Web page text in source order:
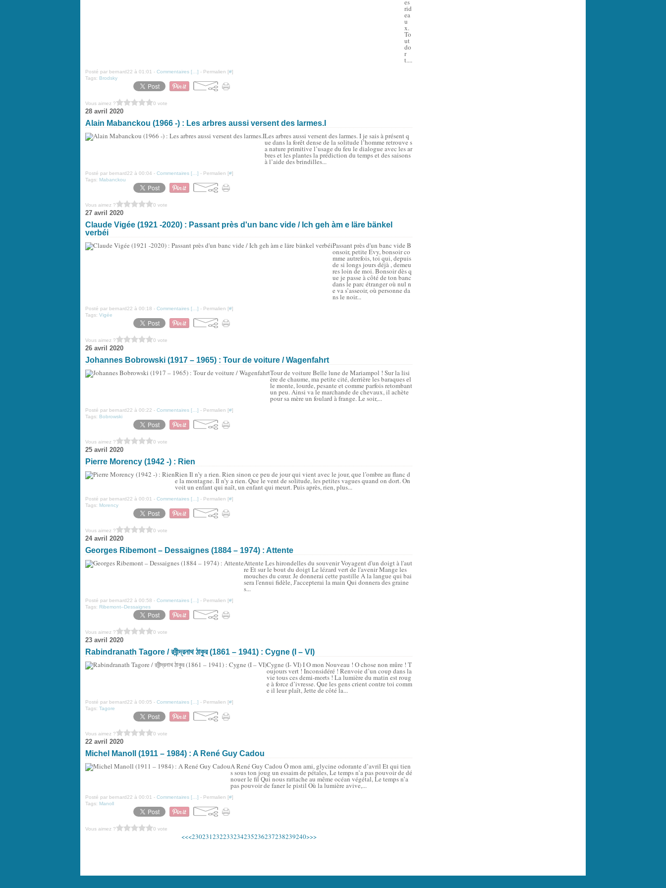
es
rid
ea
u
x.
To
ut
do
r
t....
Posté par bernard22 à 01:01 - Commentaires [ ] - Permalien [#]
Tags: Brodsky
Vous aimez ? 0 vote
28 avril 2020
Alain Mabanckou (1966 -) : Les arbres aussi versent des larmes.I
Les arbres aussi versent des larmes. I je sais à présent q
ue dans la forêt dense de la solitude l’homme retrouve s
a nature primitive l’usage du feu le dialogue avec les ar
bres et les plantes la prédiction du temps et des saisons
à l’aide des brindilles...
Posté par bernard22 à 00:04 - Commentaires [ ] - Permalien [#]
Tags: Mabanckou
Vous aimez ? 0 vote
27 avril 2020
Claude Vigée (1921 -2020) : Passant près d'un banc vide / Ich geh àm e läre bänkel
verbéi
Passant près d'un banc vide B
onsoir, petite Evy, bonsoir co
mme autrefois, toi qui, depuis
de si longs jours déjà , demeu
res loin de moi. Bonsoir dès q
ue je passe à côté de ton banc
dans le parc étranger où nul n
e va s’asseoir, où personne da
ns le noir...
Posté par bernard22 à 00:18 - Commentaires [ ] - Permalien [#]
Tags: Vigée
Vous aimez ? 0 vote
26 avril 2020
Johannes Bobrowski (1917 – 1965) : Tour de voiture / Wagenfahrt
Tour de voiture Belle lune de Mariampol ! Sur la lisi
ère de chaume, ma petite cité, derrière les baraques el
le monte, lourde, pesante et comme parfois retombant
un peu. Ainsi va le marchande de chevaux, il achète
pour sa mère un foulard à frange. Le soir,...
Posté par bernard22 à 00:22 - Commentaires [ ] - Permalien [#]
Tags: Bobrowski
Vous aimez ? 0 vote
25 avril 2020
Pierre Morency (1942 -) : Rien
Rien Il n’y a rien. Rien sinon ce peu de jour qui vient avec le jour, que l’ombre au flanc d
e la montagne. Il n’y a rien. Que le vent de solitude, les petites vagues quand on dort. On
voit un enfant qui naît, un enfant qui meurt. Puis après, rien, plus...
Posté par bernard22 à 00:01 - Commentaires [ ] - Permalien [#]
Tags: Morency
Vous aimez ? 0 vote
24 avril 2020
Georges Ribemont – Dessaignes (1884 – 1974) : Attente
Attente Les hirondelles du souvenir Voyagent d'un doigt à l'aut
re Et sur le bout du doigt Le lézard vert de l'avenir Mange les
mouches du cœur. Je donnerai cette pastille A la langue qui bai
sera l'ennui fidèle, J'accepterai la main Qui donnera des graine
s...
Posté par bernard22 à 00:58 - Commentaires [ ] - Permalien [#]
Tags: Ribemont–Dessaignes
Vous aimez ? 0 vote
23 avril 2020
Rabindranath Tagore / রবীন্দ্রনাথ ঠাকুর (1861 – 1941) : Cygne (I – VI)
Cygne (I- VI) I O mon Nouveau ! O chose non mûre ! T
oujours vert ! Inconsidéré ! Renvoie d’un coup dans la
vie tous ces demi-morts ! La lumière du matin est roug
e à force d’ivresse. Que les gens crient contre toi comm
e il leur plaît, Jette de côté la...
Posté par bernard22 à 00:05 - Commentaires [ ] - Permalien [#]
Tags: Tagore
Vous aimez ? 0 vote
22 avril 2020
Michel Manoll (1911 – 1984) : A René Guy Cadou
A René Guy Cadou Ô mon ami, glycine odorante d’avril Et qui tien
s sous ton joug un essaim de pétales, Le temps n’a pas pouvoir de dé
nouer le fil Qui nous rattache au même océan végétal, Le temps n’a
pas pouvoir de faner le pistil Où la lumière avive,...
Posté par bernard22 à 00:01 - Commentaires [ ] - Permalien [#]
Tags: Manoll
Vous aimez ? 0 vote
<<< 200
210
220
230231232233234235236237238239240
250
260
270
280
290
300
400 >>>